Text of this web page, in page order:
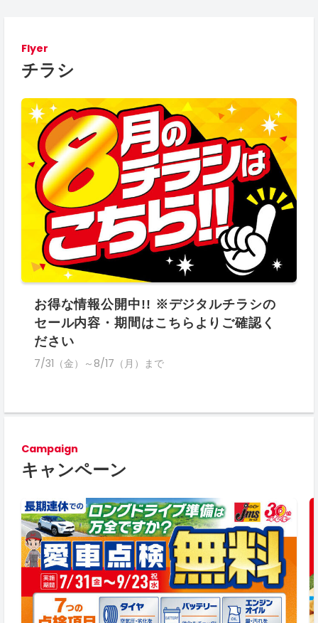
Flyer
チラシ
お得な情報公開中!! ※デジタルチラシの
セール内容・期間はこちらよりご確認く
ださい
7/31（金）～8/17（月）まで
Campaign
キャンペーン